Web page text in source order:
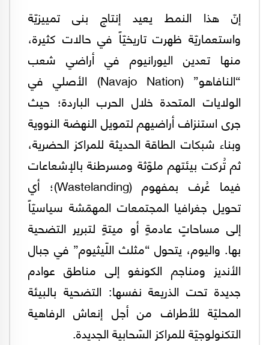
إنّ هذا النمط يعيد إنتاج بنى تمييزيّة
واستعماريّة ظهرت تاريخيّاً في حالات كثيرة،
منها تعدين اليورانيوم في أراضي شعب
“النافاهو” (Navajo Nation) الأصلي في
الولايات المتحدة خلال الحرب الباردة؛ حيث
جرى استنزاف أراضيهم لتمويل النهضة النووية
وبناء شبكات الطاقة الحديثة للمراكز الحضرية،
ثم تُركت بيئتهم ملوّثة ومسرطنة بالإشعاعات
فيما عُرف بمفهوم (Wastelanding)؛ أي
تحويل جغرافيا المجتمعات المهمّشة سياسيّاً
إلى مساحاتٍ عادمةٍ أو ميتةٍ لتبرير التضحية
بها. واليوم، يتحول “مثلث اللّيثيوم” في جبال
الأنديز ومناجم الكونغو إلى مناطق عوادم
جديدة تحت الذريعة نفسها: التضحية بالبيئة
المحليّة للأطراف من أجل إنعاش الرفاهية
التكنولوجيّة للمراكز السّحابية الجديدة.